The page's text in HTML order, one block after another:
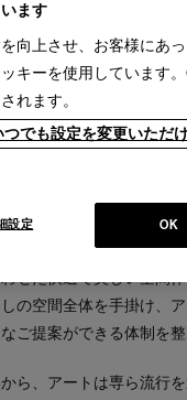
せた快適で美しい空間
空間全体を手掛け、ア
ご提案ができる体制を整
ら、アートは専ら流行
ます
向上させ、お客様にあ
キーを使用しています
れます。
でも設定を変更いただ
OK
設定